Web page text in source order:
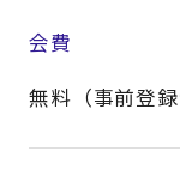
会費
無料（事前登録